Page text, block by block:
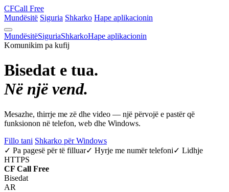
CFCall Free
Mundësitë Siguria Shkarko Hape aplikacionin
MundësitëSiguriaShkarkoHape aplikacionin
Komunikim pa kufij
Bisedat e tua.
Në një vend.
Mesazhe, thirrje me zë dhe video — një përvojë e pastër që
funksionon në telefon, web dhe Windows.
Fillo tani Shkarko për Windows
✓ Pa pagesë për të filluar✓ Hyrje me numër telefoni✓ Lidhje
HTTPS
CF Call Free
Bisedat
AR